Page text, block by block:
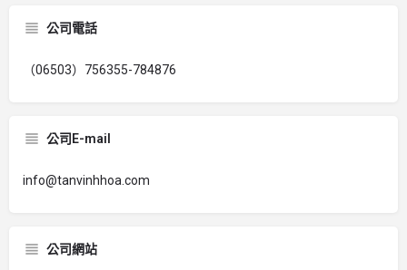
公司電話
（06503）756355-784876
公司E-mail
info@tanvinhhoa.com
公司網站